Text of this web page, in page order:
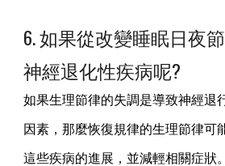
6. 如果從改變睡眠日夜
神經退化性疾病呢?
如果生理節律的失調是導致神經退
因素，那麼恢復規律的生理節律可
這些疾病的進展，並減輕相關症狀